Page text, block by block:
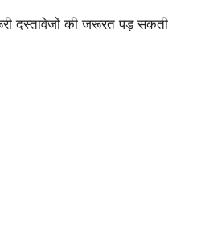
दस्तावेजों की जरूरत पड़ सकती